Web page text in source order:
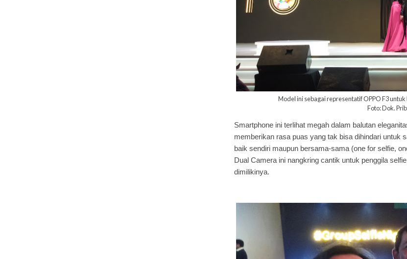
Model ini sebagai representatif OPPO F3
Foto: Dok.
Smartphone ini terlihat megah dalam balutan
memberikan rasa puas yang tak bisa dihindari untuk
baik sendiri maupun bersama-sama (one for selfie,
Dual Camera ini nangkring cantik untuk penggila
dimilikinya.